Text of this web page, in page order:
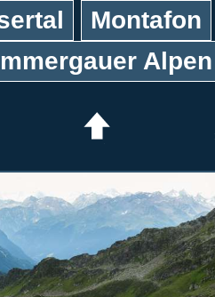
Montafon
Alpen